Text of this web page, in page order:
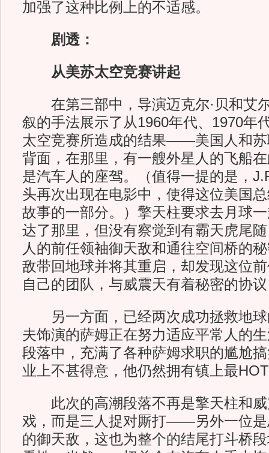
加强了这种比例上的不适感。
剧透：
从美苏太空竞赛讲起
在第三部中，导演迈克尔·贝和艾
叙的手法展示了从1960年代、1970年
太空竞赛所造成的结果——美国人和苏
背面，在那里，有一艘外星人的飞船
是汽车人的座驾。（值得一提的是，
头再次出现在电影中，使得这位美国
故事的一部分。）擎天柱要求去月球
达了那里，但没有察觉到有霸天虎尾
人的前任领袖御天敌和通往空间桥的
敌带回地球并将其重启，却发现这位
自己的团队，与威震天有着秘密的协
另一方面，已经两次成功拯救地球
夫饰演的萨姆正在努力适应平常人的
段落中，充满了各种萨姆求职的尴尬
业上不甚得意，他仍然拥有镇上最
此次的高潮段落不再是擎天柱和威
戏，而是三人捉对厮打——另外一位是
的御天敌，这也为整个的结尾打斗桥